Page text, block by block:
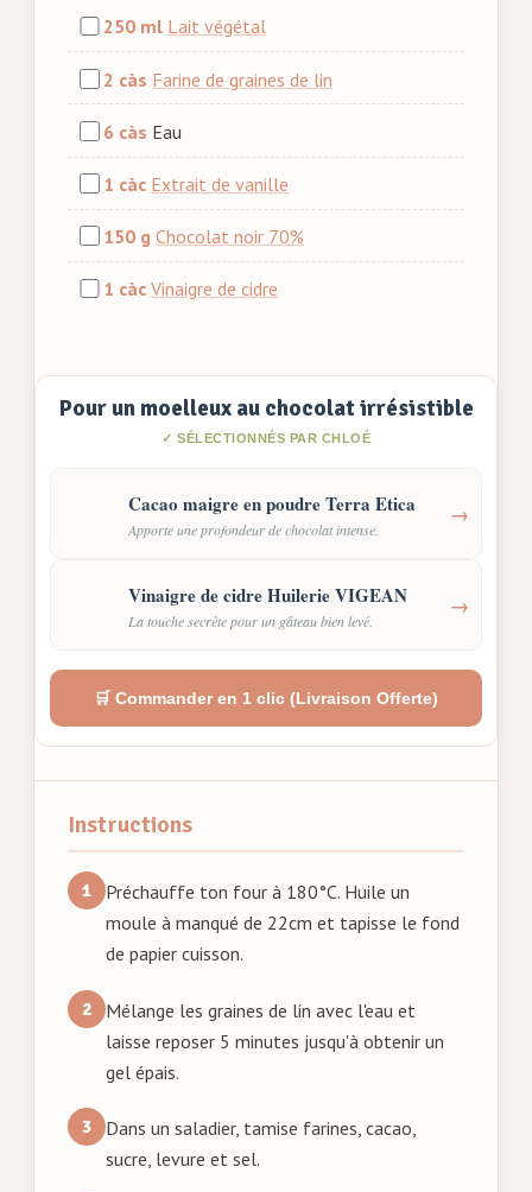
250 ml Lait végétal
2 càs Farine de graines de lin
6 càs Eau
1 càc Extrait de vanille
150 g Chocolat noir 70%
1 càc Vinaigre de cidre
Pour un moelleux au chocolat irrésistible
✓ SÉLECTIONNÉS PAR CHLOÉ
Cacao maigre en poudre Terra Etica
Apporte une profondeur de chocolat intense.
→
Vinaigre de cidre Huilerie VIGEAN
La touche secrète pour un gâteau bien levé.
→
🛒 Commander en 1 clic (Livraison Offerte)
Instructions
Préchauffe ton four à 180°C. Huile un
moule à manqué de 22cm et tapisse le fond
de papier cuisson.
Mélange les graines de lin avec l'eau et
laisse reposer 5 minutes jusqu'à obtenir un
gel épais.
Dans un saladier, tamise farines, cacao,
sucre, levure et sel.